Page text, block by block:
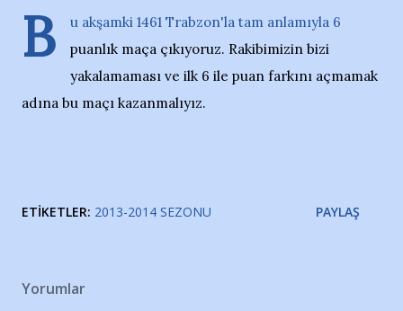
B
u akşamki 1461 Trabzon'la tam anlamıyla 6
puanlık maça çıkıyoruz. Rakibimizin bizi
yakalamaması ve ilk 6 ile puan farkını açmamak
adına bu maçı kazanmalıyız.
ETIKETLER: 2013-2014 SEZONU PAYLAŞ
Yorumlar